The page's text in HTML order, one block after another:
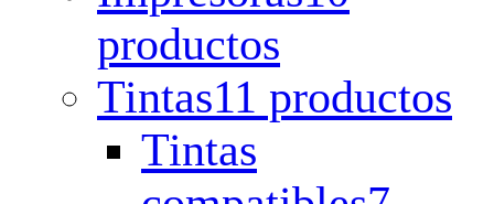
productos
Tintas11 productos
Tintas